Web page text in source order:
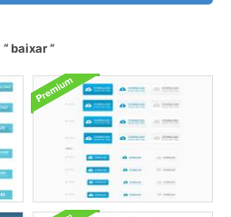
baixar